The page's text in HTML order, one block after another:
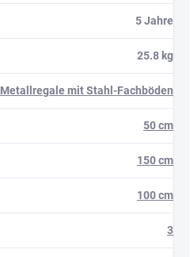
5 Jahre
25.8 kg
Metallregale mit Stahl-Fachböden
50 cm
150 cm
100 cm
3